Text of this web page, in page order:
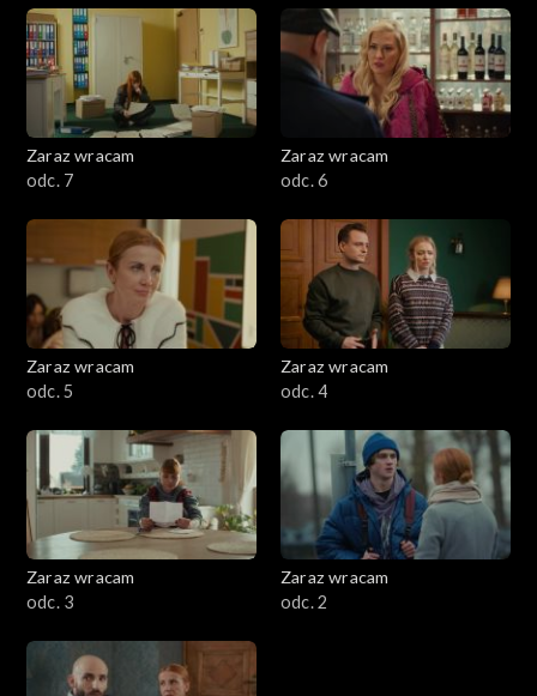
Zaraz wracam
odc. 7
Zaraz wracam
odc. 6
Zaraz wracam
odc. 5
Zaraz wracam
odc. 4
Zaraz wracam
odc. 3
Zaraz wracam
odc. 2